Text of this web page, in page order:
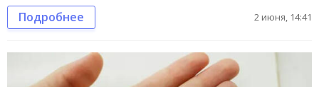
Подробнее 2 июня, 14:41